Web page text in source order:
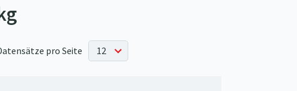
pro Seite